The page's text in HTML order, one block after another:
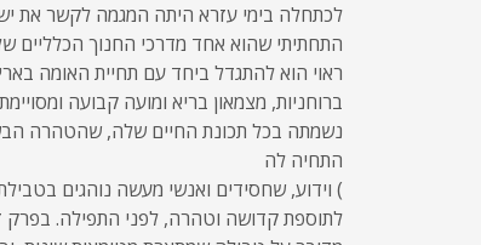
לכתחלה בימי עזרא היתה המגמה לקשר את
התחתיתי שהוא אחד מדרכי החנוך הכלליים
ראוי הוא להתגדל ביחד עם תחיית האומה
ברוחניות, מצמאון בריא ומועה קבועה
נשמתה בכל תכונת החיים שלה, שהטהרה
התחיה לה
) וידוע, שחסידים ואנשי מעשה נוהגים
לתוספת קדושה וטהרה, לפני התפילה.